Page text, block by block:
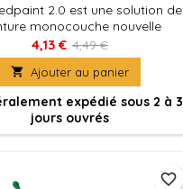
2.0 est une solution de
monocouche nouvelle
Appliquez simplement une
de Speedpaint directement sur
figurine et le tour est joué ! La
produira à la fois un
une couleur intense et un
en une seule
application.
4,13 € 4,49 €
 Ajouter au panier
expédié sous 2 à 3
jours ouvrés
favorite_border